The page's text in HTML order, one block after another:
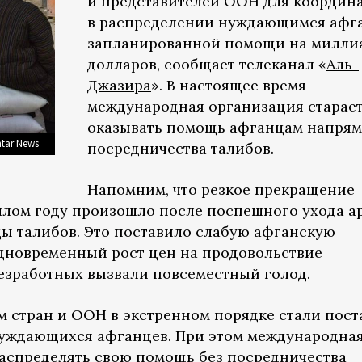
News
в распределении нуждающимся
запланированной помощи на
долларов, сообщает телеканал «Аль-
Джазира». В настоящее время
международная организация
оказывать помощь афганцам
посредничества талибов.
Напомним, что резкое прекращение
году произошло после поспешного ухода
талибов. Это поставило слабую афганскую
рост цен на продовольствие
вызвали повсеместный голод.
стран и ООН в экстренном порядке стали
афганцев. При этом
свою помощь без посредничества